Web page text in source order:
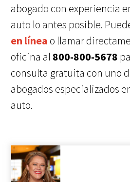
abogado con experiencia
auto lo antes posible.
en línea o llamar
oficina al 800-800-5678
consulta gratuita con uno
abogados especializados
auto.